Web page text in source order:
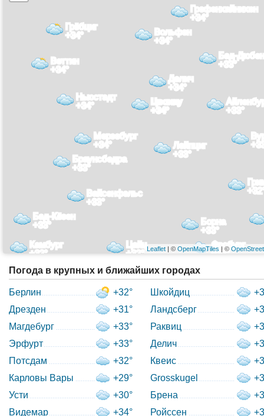
Цвохау
+34°
Лейпциг
+33°
Ньюстадт
+34°
Вайсенфельс
+33°
Цайц
+32°
Вольфен
+34°
Мерзебург
+34°
Делич
+34°
Борна
+33°
+33°
Бад-Дюбен
+33°
Фробург
+32°
Грефенхайнихен
+34°
Браунсбедра
+33°
Бад-Кёзен
+33°
Камбург
+32°
Грёбциг
+34°
Веттин
+34°
Leaflet | ©OpenMapTiles | ©
Погода в крупных и ближайших городах
Берлин
+32°
Дрезден
+31°
Магдебург
+33°
Эрфурт
+33°
Потсдам
+32°
Карловы Вары
+29°
Усти
+30°
Видемар
+34°
Шкойдиц
Ландсберг
Раквиц
Делич
Квеис
Grosskugel
Брена
Ройссен